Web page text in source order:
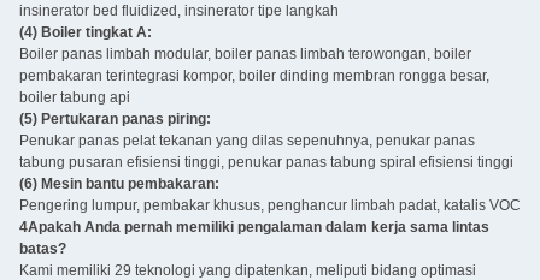
insinerator bed fluidized, insinerator tipe langkah
(4) Boiler tingkat A:
Boiler panas limbah modular, boiler panas limbah terowongan, boiler
pembakaran terintegrasi kompor, boiler dinding membran rongga besar,
boiler tabung api
(5) Pertukaran panas piring:
Penukar panas pelat tekanan yang dilas sepenuhnya, penukar panas
tabung pusaran efisiensi tinggi, penukar panas tabung spiral efisiensi tinggi
(6) Mesin bantu pembakaran:
Pengering lumpur, pembakar khusus, penghancur limbah padat, katalis VOC
4Apakah Anda pernah memiliki pengalaman dalam kerja sama lintas
batas?
Kami memiliki 29 teknologi yang dipatenkan, meliputi bidang optimasi